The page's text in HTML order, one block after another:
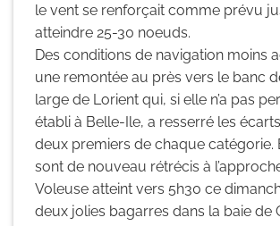
le vent se renforçait comme prévu
atteindre 25-30 noeuds.
Des conditions de navigation moins
une remontée au près vers le banc
large de Lorient qui, si elle n’a pas
établi à Belle-Ile, a resserré les
deux premiers de chaque catégorie.
sont de nouveau rétrécis à
Voleuse atteint vers 5h30 ce
deux jolies bagarres dans la baie de